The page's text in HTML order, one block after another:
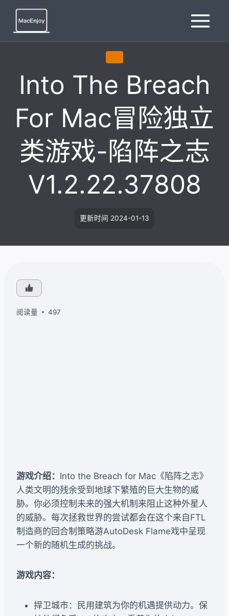
Into The Breach
For Mac冒险独立
类游戏-陷阵之志
V1.2.22.37808
更新时间 2024-01-13
阅读量 497
游戏介绍： Into the Breach for Mac《陷阵之志》
人类文明的残余受到地球下繁殖的巨大生物的威
胁。你必须控制未来的强大机制来阻止这种外星人
的威胁。每次拯救世界的尝试都会在这个来自FTL
制造商的回合制策略游AutoDesk Flame戏中呈现
一个新的随机生成的挑战。
游戏内容：
捍卫城市：民用建筑为你的机遇提供动力。保